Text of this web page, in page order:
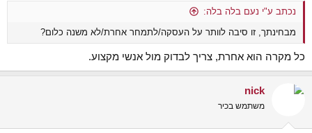
נכתב ע"י נעם בלה בלה:
מבחינתך, זו סיבה לוותר על העסקה/לתמחר אחרת/לא משנה כלום?
כל מקרה הוא אחרת, צריך לבדוק מול אנשי מקצוע.
nick
משתמש בכיר